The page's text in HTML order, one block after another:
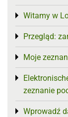
Witamy w
Toggle menu
Przegląd:
Toggle menu
Moje
Toggle menu
zeznanie
Toggle menu
Wprowadź
Toggle menu